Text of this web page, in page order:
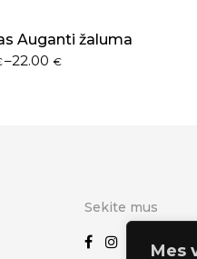
Mes
Auganti žaluma
–22.00€
Sekite mus